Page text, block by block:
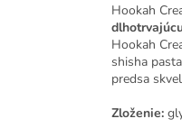
Hookah
Hookah
shisha pasta
predsa
Zloženie: